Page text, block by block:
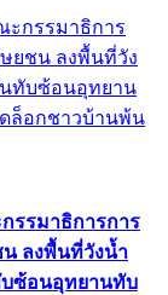
รรมาธิการการ
ลงพื้นที่วังน้ำ
บซ้อนอุทยานทับ